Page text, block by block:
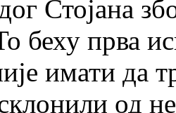
Стојана
беху прва
имати да
од